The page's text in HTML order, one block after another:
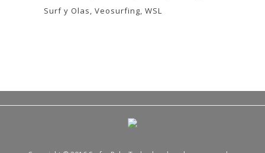
Surf y Olas Veosurfing WSL